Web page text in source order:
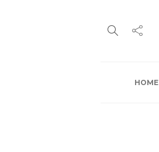
HOME